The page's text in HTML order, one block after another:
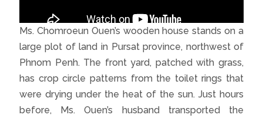
Ms. Chomroeun Ouen’s wooden house stands on a
large plot of land in Pursat province, northwest of
Phnom Penh. The front yard, patched with grass,
has crop circle patterns from the toilet rings that
were drying under the heat of the sun. Just hours
before, Ms. Ouen’s husband transported the